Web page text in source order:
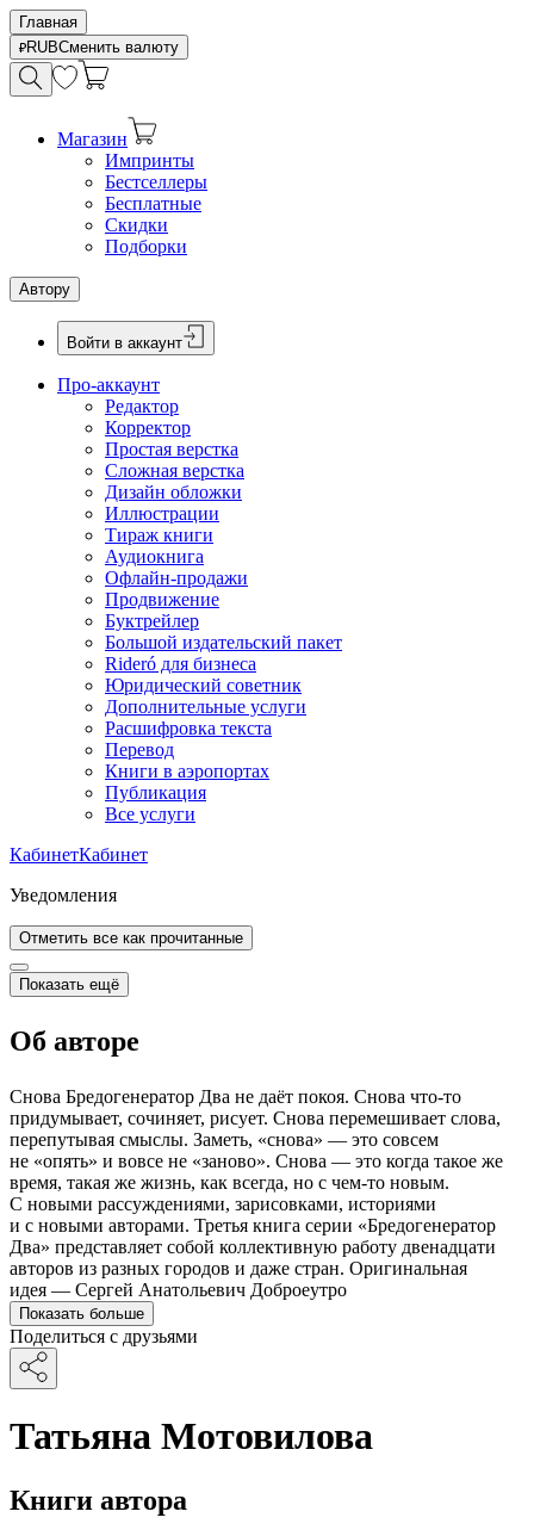
Главная
RUBСменить валюту
Магазин
Импринты
Бестселлеры
Бесплатные
Скидки
Подборки
Автору
Войти в аккаунт
Про-аккаунт
Редактор
Корректор
Простая верстка
Сложная верстка
Дизайн обложки
Иллюстрации
Тираж книги
Аудиокнига
Офлайн-продажи
Продвижение
Буктрейлер
Большой издательский пакет
Rideró для бизнеса
Юридический советник
Дополнительные услуги
Расшифровка текста
Перевод
Книги в аэропортах
Публикация
Все услуги
КабинетКабинет
Уведомления
Отметить все как прочитанные
Показать ещё
Об авторе
Снова Бредогенератор Два не даёт покоя. Снова что-то
придумывает, сочиняет, рисует. Снова перемешивает слова,
перепутывая смыслы. Заметь, «снова» — это совсем
не «опять» и вовсе не «заново». Снова — это когда такое же
время, такая же жизнь, как всегда, но с чем-то новым.
С новыми рассуждениями, зарисовками, историями
и с новыми авторами. Третья книга серии «Бредогенератор
Два» представляет собой коллективную работу двенадцати
авторов из разных городов и даже стран. Оригинальная
идея — Сергей Анатольевич Доброеутро
Показать больше
Поделиться с друзьями
Татьяна Мотовилова
Книги автора